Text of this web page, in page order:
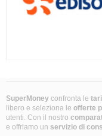
SuperMoney confronta le
libero e seleziona le offerte
utenti. Con il nostro
e offriamo un servizio di